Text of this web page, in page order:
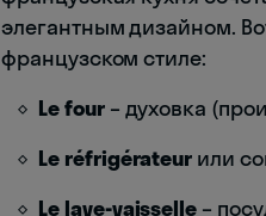
элегантным дизайном.
французском стиле:
Le four– духовка
Le réfrigérateur или
Le lave-vaisselle –